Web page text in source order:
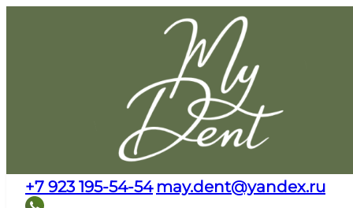
+7 923 195-54-54 may.dent@yandex.ru